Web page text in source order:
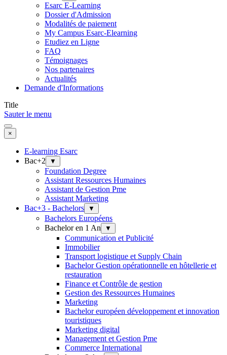
Esarc E-Learning
Dossier d'Admission
Modalités de paiement
My Campus Esarc-Elearning
Etudiez en Ligne
FAQ
Témoignages
Nos partenaires
Actualités
Demande d'Informations
Title
Sauter le menu
×
E-learning Esarc
Bac+2
▼
Foundation Degree
Assistant Ressources Humaines
Assistant de Gestion Pme
Assistant Marketing
Bac+3 - Bachelors
▼
Bachelors Européens
Bachelor en 1 An
▼
Communication et Publicité
Immobilier
Transport logistique et Supply Chain
Bachelor Gestion opérationnelle en hôtellerie et
restauration
Finance et Contrôle de gestion
Gestion des Ressources Humaines
Marketing
Bachelor européen développement et innovation
touristiques
Marketing digital
Management et Gestion Pme
Commerce International